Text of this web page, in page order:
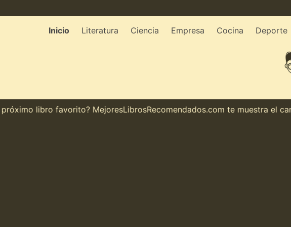
Inicio Literatura Ciencia Empresa Cocina Deporte
libro favorito? MejoresLibrosRecomendados.com te muestra el camino